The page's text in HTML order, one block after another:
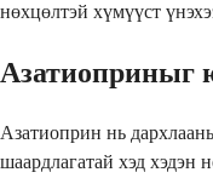
нөхцөлтэй хүмүүст
Азатиоприныг
Азатиоприн нь
шаардлагатай хэд хэдэн